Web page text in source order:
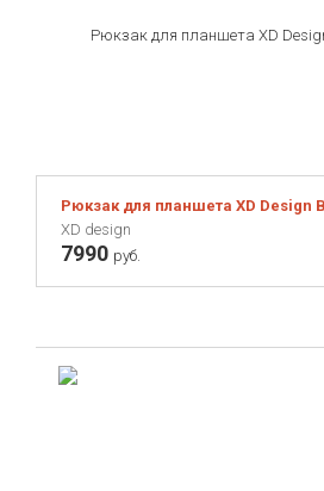
Рюкзак для планшета XD Design
XD design
7990 руб.